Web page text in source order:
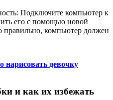
Подключите компьютер к
его с помощью новой
правильно, компьютер должен
нарисовать девочку
и как их избежать